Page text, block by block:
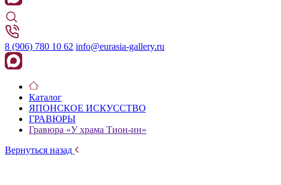
8 (906) 780 10 62 info@eurasia-gallery.ru
Каталог
ЯПОНСКОЕ ИСКУССТВО
ГРАВЮРЫ
Гравюра «У храма Тион-ин»
Вернуться назад